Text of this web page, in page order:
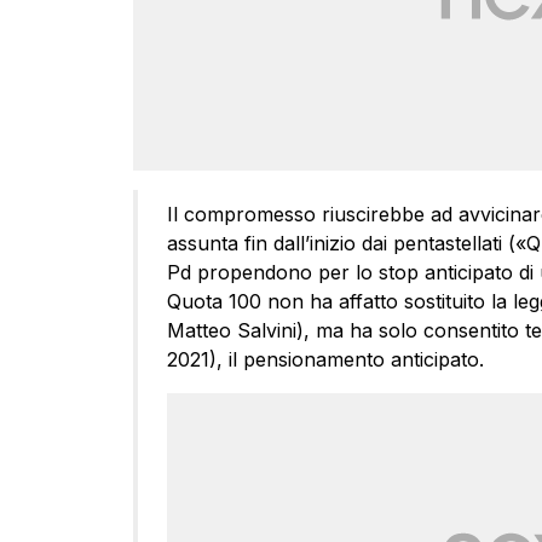
Il compromesso riuscirebbe ad
assunta fin dall’inizio dai pentastellati
Pd propendono per lo stop anticipato
Quota 100 non ha affatto sostituito la
Matteo Salvini), ma ha solo consentito
2021), il pensionamento anticipato.